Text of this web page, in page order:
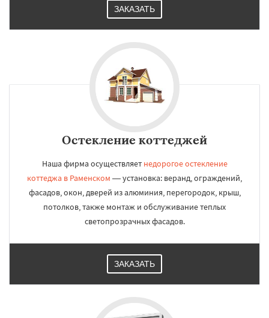
ЗАКАЗАТЬ
Остекление коттеджей
Наша фирма осуществляет недорогое остекление
коттеджа в Раменском — установка: веранд, ограждений,
фасадов, окон, дверей из алюминия, перегородок, крыш,
потолков, также монтаж и обслуживание теплых
светопрозрачных фасадов.
ЗАКАЗАТЬ